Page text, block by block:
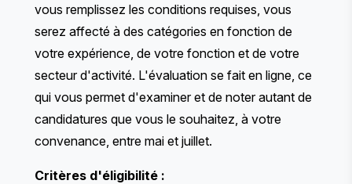
vous remplissez les conditions requises, vous
serez affecté à des catégories en fonction de
votre expérience, de votre fonction et de votre
secteur d'activité. L'évaluation se fait en ligne, ce
qui vous permet d'examiner et de noter autant de
candidatures que vous le souhaitez, à votre
convenance, entre mai et juillet.
Critères d'éligibilité :